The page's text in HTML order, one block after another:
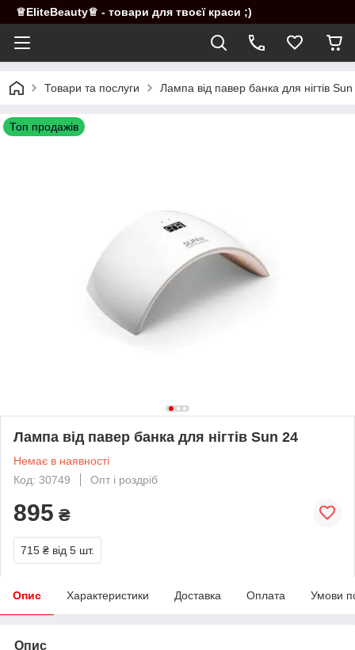
♕EliteBeauty♕ - товари для твоєї краси ;)
Товари та послуги Лампа від павер банка для нігтів
Топ продажів
Лампа від павер банка для нігтів Sun 24
Немає в наявності
Код: 30749
Опт і роздріб
895 ₴
715 ₴ від 5 шт.
Опис Характеристики Доставка Оплата Умови
Опис